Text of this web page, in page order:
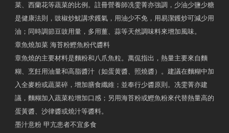
菜、西蘭花等蔬菜的比例。註冊營養師冼雯菁亦強調，少油少鹽少糖
是健康法則，豉椒炒魷講求鑊氣，用油少不免，用易潔鑊炒可減少用
油；同時調節豆豉用量，多用薑、蒜等天然調味料來增加風味。
章魚燒加菜 海苔粉鰹魚粉代醬料
章魚燒的主要材料是麵粉和八爪魚粒。萬侃指出，熱量主要來自麵
糊、烹飪用油量和高脂醬汁（如蛋黄醬、照燒醬）。建議在麵糊中加
入全麥粉或蔬菜碎，增加膳食纖維；並奉行少醬原則。冼雯菁亦建
議，麵糊加入蔬菜粒增加口感；另用海苔粉或鰹魚粉來代替熱量高的
蛋黃醬、沙律醬或燒汁等醬料。
墨汁意粉 甲亢患者不宜多食